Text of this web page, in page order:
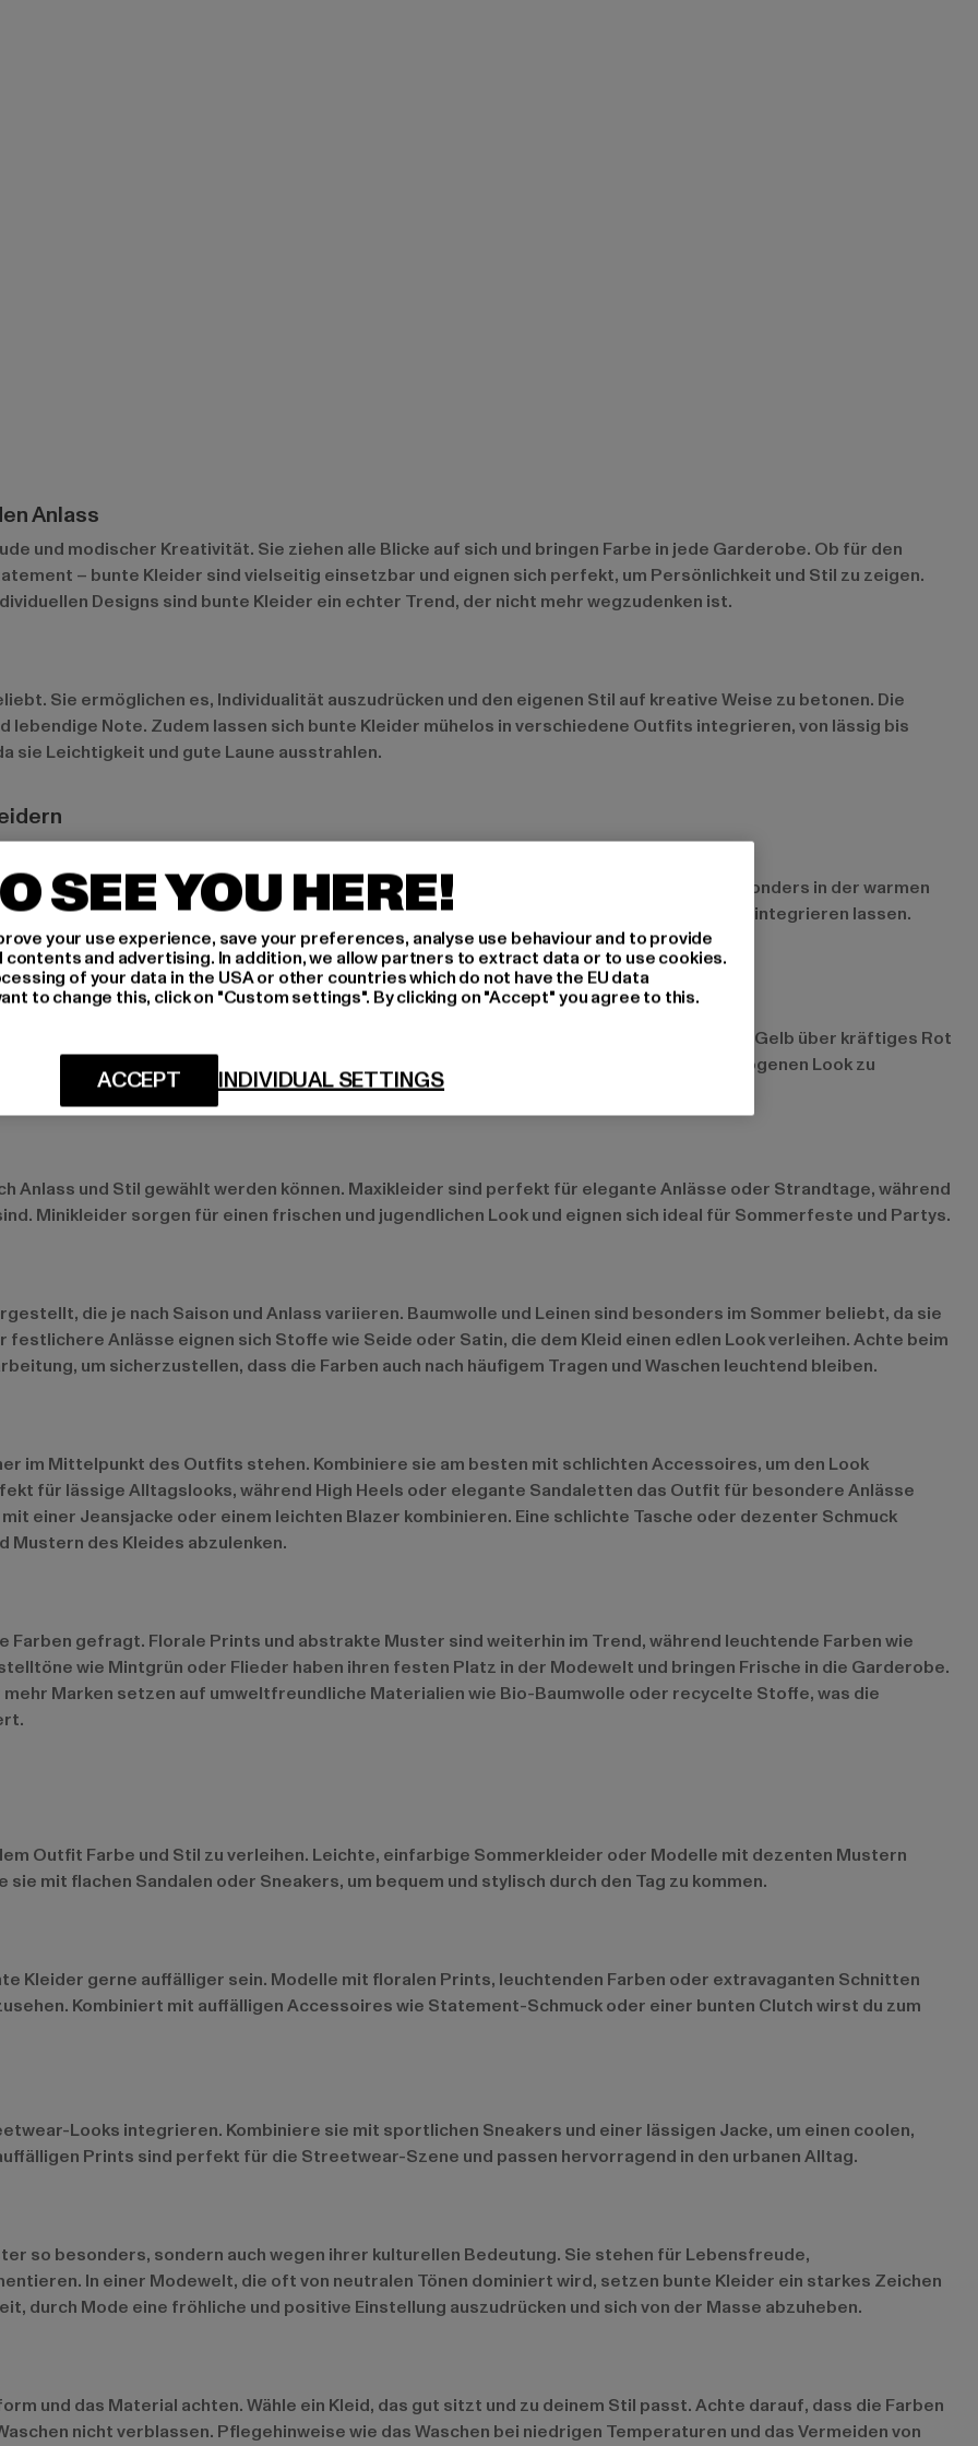
Anlass
und modischer Kreativität. Sie ziehen alle Blicke auf sich und bringen Farbe in jede Garderobe. Ob für den
– bunte Kleider sind vielseitig einsetzbar und eignen sich perfekt, um Persönlichkeit und Stil zu zeigen.
Designs sind bunte Kleider ein echter Trend, der nicht mehr wegzudenken ist.
Sie ermöglichen es, Individualität auszudrücken und den eigenen Stil auf kreative Weise zu betonen. Die
lebendige Note. Zudem lassen sich bunte Kleider mühelos in verschiedene Outfits integrieren, von lässig bis
sie Leichtigkeit und gute Laune ausstrahlen.
den bunten Kleidern. Sie verleihen dem Look eine feminine, verspielte Note und sind besonders in der warmen
Muster sind beliebt, da sie modern wirken und sich leicht in verschiedene Outfits integrieren lassen.
und stylische Note verleihen möchten.
mögen, sind einfarbige Kleider in kräftigen Tönen eine gute Wahl. Von strahlendem Gelb über kräftiges Rot
und lassen sich mit neutralen Accessoires wunderbar kombinieren, um einen ausgewogenen Look zu
Anlass und Stil gewählt werden können. Maxikleider sind perfekt für elegante Anlässe oder Strandtage, während
Minikleider sorgen für einen frischen und jugendlichen Look und eignen sich ideal für Sommerfeste und Partys.
die je nach Saison und Anlass variieren. Baumwolle und Leinen sind besonders im Sommer beliebt, da sie
festlichere Anlässe eignen sich Stoffe wie Seide oder Satin, die dem Kleid einen edlen Look verleihen. Achte beim
um sicherzustellen, dass die Farben auch nach häufigem Tragen und Waschen leuchtend bleiben.
im Mittelpunkt des Outfits stehen. Kombiniere sie am besten mit schlichten Accessoires, um den Look
für lässige Alltagslooks, während High Heels oder elegante Sandaletten das Outfit für besondere Anlässe
einer Jeansjacke oder einem leichten Blazer kombinieren. Eine schlichte Tasche oder dezenter Schmuck
Mustern des Kleides abzulenken.
Farben gefragt. Florale Prints und abstrakte Muster sind weiterhin im Trend, während leuchtende Farben wie
wie Mintgrün oder Flieder haben ihren festen Platz in der Modewelt und bringen Frische in die Garderobe.
Marken setzen auf umweltfreundliche Materialien wie Bio-Baumwolle oder recycelte Stoffe, was die
Outfit Farbe und Stil zu verleihen. Leichte, einfarbige Sommerkleider oder Modelle mit dezenten Mustern
mit flachen Sandalen oder Sneakers, um bequem und stylisch durch den Tag zu kommen.
Kleider gerne auffälliger sein. Modelle mit floralen Prints, leuchtenden Farben oder extravaganten Schnitten
Kombiniert mit auffälligen Accessoires wie Statement-Schmuck oder einer bunten Clutch wirst du zum
Looks integrieren. Kombiniere sie mit sportlichen Sneakers und einer lässigen Jacke, um einen coolen,
Prints sind perfekt für die Streetwear-Szene und passen hervorragend in den urbanen Alltag.
so besonders, sondern auch wegen ihrer kulturellen Bedeutung. Sie stehen für Lebensfreude,
In einer Modewelt, die oft von neutralen Tönen dominiert wird, setzen bunte Kleider ein starkes Zeichen
durch Mode eine fröhliche und positive Einstellung auszudrücken und sich von der Masse abzuheben.
und das Material achten. Wähle ein Kleid, das gut sitzt und zu deinem Stil passt. Achte darauf, dass die Farben
nicht verblassen. Pflegehinweise wie das Waschen bei niedrigen Temperaturen und das Vermeiden von
SEE YOU HERE!
your use experience, save your preferences, analyse use behaviour and to provide
and advertising. In addition, we allow partners to extract data or to use cookies.
of your data in the USA or other countries which do not have the EU data
to change this, click on "Custom settings". By clicking on "Accept" you agree to this.
INDIVIDUAL SETTINGS
ACCEPT